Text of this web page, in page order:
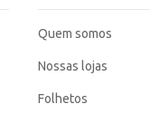
custo e o tempo de preparo.
Quem somos
Nossas lojas
Folhetos